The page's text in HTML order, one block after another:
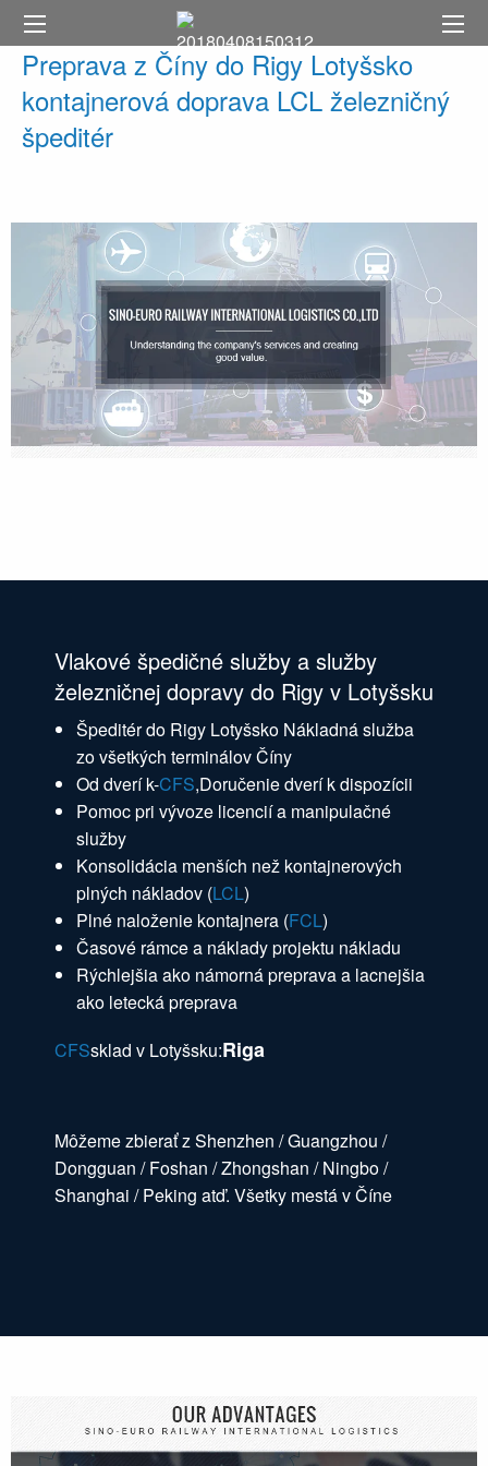
Preprava z Číny do Rigy Lotyšsko
kontajnerová doprava LCL železničný
špeditér
Vlakové špedičné služby a služby
železničnej dopravy do Rigy v Lotyšsku
Špeditér do Rigy Lotyšsko Nákladná služba
zo všetkých terminálov Číny
Od dverí k-CFS,Doručenie dverí k dispozícii
Pomoc pri vývoze licencií a manipulačné
služby
Konsolidácia menších než kontajnerových
plných nákladov (LCL)
Plné naloženie kontajnera (FCL)
Časové rámce a náklady projektu nákladu
Rýchlejšia ako námorná preprava a lacnejšia
ako letecká preprava
CFSsklad v Lotyšsku:Riga
Môžeme zbierať z Shenzhen / Guangzhou /
Dongguan / Foshan / Zhongshan / Ningbo /
Shanghai / Peking atď. Všetky mestá v Číne